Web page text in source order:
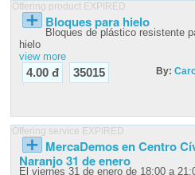
Offering product EXPIRED
Bloques para hielo
Bloques de plástico resistente
hielo
view more
4.00 đ 35015 By:
Offering service EXPIRED
MercaDemos en Centro
Naranjo 31 de enero
El viernes 31 de enero de 18:00 a